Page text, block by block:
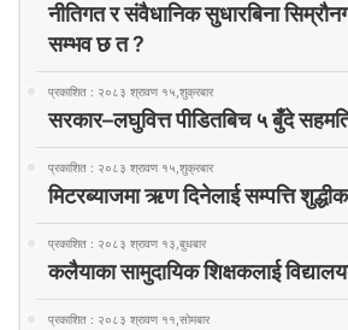
नीतिगत र संवैधानिक सुधारबिना
सम्भव छ त ?
प्रकाशित : २०८३ श्रावण १५,शुक्रबार
सरकार–लघुवित्त पीडितबिच ५ बुँदे
प्रकाशित : २०८३ श्रावण १५,शुक्रबार
मिटरब्याजमा ऋण दिनेलाई सम्पत्ति
प्रकाशित : २०८३ श्रावण १३,बुधबार
कलैयाका सामुदायिक शिक्षकलाई
प्रकाशित : २०८३ श्रावण ११,सोमबार